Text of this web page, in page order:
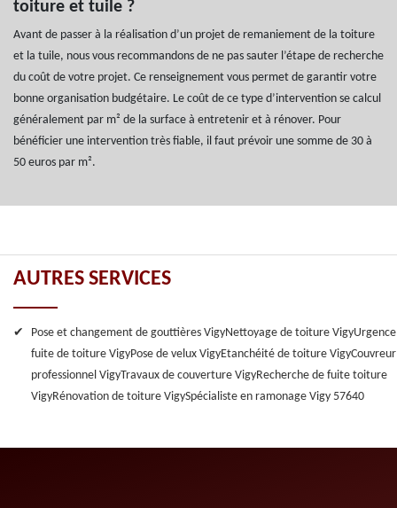
toiture et tuile ?
Avant de passer à la réalisation d’un projet de remaniement de la toiture
et la tuile, nous vous recommandons de ne pas sauter l’étape de recherche
du coût de votre projet. Ce renseignement vous permet de garantir votre
bonne organisation budgétaire. Le coût de ce type d’intervention se calcul
généralement par m² de la surface à entretenir et à rénover. Pour
bénéficier une intervention très fiable, il faut prévoir une somme de 30 à
50 euros par m².
AUTRES SERVICES
Pose et changement de gouttières VigyNettoyage de toiture VigyUrgence
fuite de toiture VigyPose de velux VigyEtanchéité de toiture VigyCouvreur
professionnel VigyTravaux de couverture VigyRecherche de fuite toiture
VigyRénovation de toiture VigySpécialiste en ramonage Vigy 57640